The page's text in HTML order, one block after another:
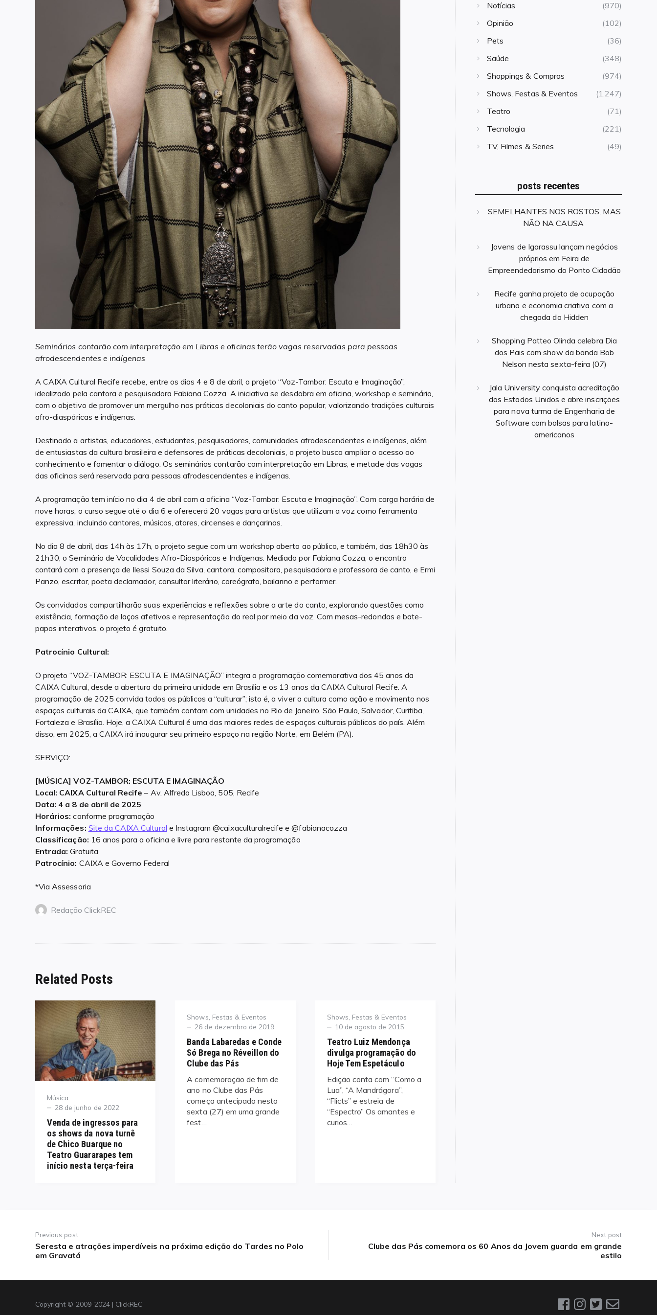
Seminários contarão com interpretação em Libras e oficinas terão vagas reservadas para pessoas
afrodescendentes e indígenas
A CAIXA Cultural Recife recebe, entre os dias 4 e 8 de abril, o projeto “Voz-Tambor: Escuta e Imaginação”,
idealizado pela cantora e pesquisadora Fabiana Cozza. A iniciativa se desdobra em oficina, workshop e seminário,
com o objetivo de promover um mergulho nas práticas decoloniais do canto popular, valorizando tradições culturais
afro-diaspóricas e indígenas.
Destinado a artistas, educadores, estudantes, pesquisadores, comunidades afrodescendentes e indígenas, além
de entusiastas da cultura brasileira e defensores de práticas decoloniais, o projeto busca ampliar o acesso ao
conhecimento e fomentar o diálogo. Os seminários contarão com interpretação em Libras, e metade das vagas
das oficinas será reservada para pessoas afrodescendentes e indígenas.
A programação tem início no dia 4 de abril com a oficina “Voz-Tambor: Escuta e Imaginação”. Com carga horária de
nove horas, o curso segue até o dia 6 e oferecerá 20 vagas para artistas que utilizam a voz como ferramenta
expressiva, incluindo cantores, músicos, atores, circenses e dançarinos.
No dia 8 de abril, das 14h às 17h, o projeto segue com um workshop aberto ao público, e também, das 18h30 às
21h30, o Seminário de Vocalidades Afro-Diaspóricas e Indígenas. Mediado por Fabiana Cozza, o encontro
contará com a presença de Ilessi Souza da Silva, cantora, compositora, pesquisadora e professora de canto, e Ermi
Panzo, escritor, poeta declamador, consultor literário, coreógrafo, bailarino e performer.
Os convidados compartilharão suas experiências e reflexões sobre a arte do canto, explorando questões como
existência, formação de laços afetivos e representação do real por meio da voz. Com mesas-redondas e bate-
papos interativos, o projeto é gratuito.
Patrocínio Cultural:
O projeto “VOZ-TAMBOR: ESCUTA E IMAGINAÇÃO” integra a programação comemorativa dos 45 anos da
CAIXA Cultural, desde a abertura da primeira unidade em Brasília e os 13 anos da CAIXA Cultural Recife. A
programação de 2025 convida todos os públicos a “culturar”; isto é, a viver a cultura como ação e movimento nos
espaços culturais da CAIXA, que também contam com unidades no Rio de Janeiro, São Paulo, Salvador, Curitiba,
Fortaleza e Brasília. Hoje, a CAIXA Cultural é uma das maiores redes de espaços culturais públicos do país. Além
disso, em 2025, a CAIXA irá inaugurar seu primeiro espaço na região Norte, em Belém (PA).
SERVIÇO:
[MÚSICA] VOZ-TAMBOR: ESCUTA E IMAGINAÇÃO
Local: CAIXA Cultural Recife– Av. Alfredo Lisboa, 505, Recife
Data: 4 a 8 de abril de 2025
Horários: conforme programação
Informações: Site da CAIXA Cultural e Instagram @caixaculturalrecife e @fabianacozza
Classificação: 16 anos para a oficina e livre para restante da programação
Entrada: Gratuita
Patrocínio: CAIXA e Governo Federal
*Via Assessoria
Redação ClickREC
Related Posts
Category
Música
Posted
28 de junho de 2022
Venda de ingressos para
os shows da nova turnê
de Chico Buarque no
Teatro Guararapes tem
início nesta terça-feira
Category
Shows, Festas & Eventos
Posted
26 de dezembro de 2019
Banda Labaredas e Conde
Só Brega no Réveillon do
Clube das Pás
A comemoração de fim de
ano no Clube das Pás
começa antecipada nesta
sexta (27) em uma grande
fest…
Category
Shows, Festas & Eventos
Posted
10 de agosto de 2015
Teatro Luiz Mendonça
divulga programação do
Hoje Tem Espetáculo
Edição conta com “Como a
Lua”, “A Mandrágora”,
“Flicts” e estreia de
“Espectro” Os amantes e
curios…
Notícias
(970)
Opinião
(102)
Pets
(36)
Saúde
(348)
Shoppings & Compras
(974)
Shows, Festas & Eventos
(1.247)
Teatro
(71)
Tecnologia
(221)
TV, Filmes & Series
(49)
posts recentes
SEMELHANTES NOS ROSTOS, MAS
NÃO NA CAUSA
Jovens de Igarassu lançam negócios
próprios em Feira de
Empreendedorismo do Ponto Cidadão
Recife ganha projeto de ocupação
urbana e economia criativa com a
chegada do Hidden
Shopping Patteo Olinda celebra Dia
dos Pais com show da banda Bob
Nelson nesta sexta-feira (07)
Jala University conquista acreditação
dos Estados Unidos e abre inscrições
para nova turma de Engenharia de
Software com bolsas para latino-
americanos
de
Post
Previous post
Previous
post:
Seresta e atrações imperdíveis na próxima edição do Tardes no Polo
em Gravatá
Next post
Clube das Pás comemora os 60 Anos da Jovem guarda em grande
estilo
Copyright © 2009-2024 | ClickREC